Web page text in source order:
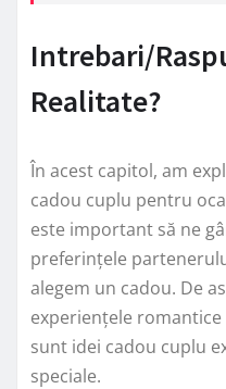
Intrebari/
Realitate?
În acest capitol, am
cadou cuplu pentru
este important să ne
preferințele
alegem un cadou. De
experiențele
sunt idei cadou cuplu
speciale.